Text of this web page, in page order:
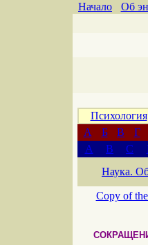
Начало Об
Психология
А
Б В Г
A
B C
Наука.
Copy of